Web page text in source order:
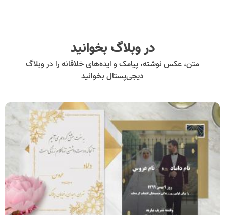
در وبلاگ بخوانید
متن، عکس نوشته، پیامک و ایده‌های خلاقانه را در وبلاگ
دیجی‌پستال بخوانید